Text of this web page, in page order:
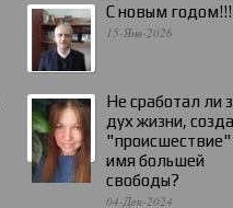
С новым годом!!!
15-Янв-2026
Не сработал ли
дух жизни,
"происшествие"
имя большей
свободы?
04-Дек-2024